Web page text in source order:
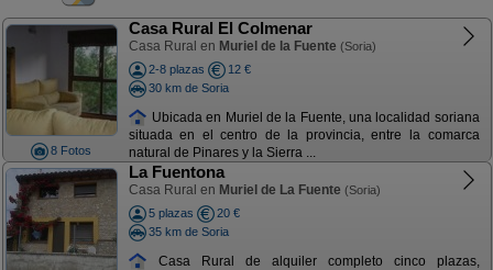
8 Fotos
Casa Rural El Colmenar
Casa Rural en Muriel de la Fuente (Soria)
2-8 plazas
12 €
30 km de Soria
Ubicada en Muriel de la Fuente, una localidad soriana
situada en el centro de la provincia, entre la comarca
natural de Pinares y la Sierra ...
La Fuentona
Casa Rural en Muriel de La Fuente (Soria)
5 plazas
20 €
35 km de Soria
Casa Rural de alquiler completo cinco plazas,